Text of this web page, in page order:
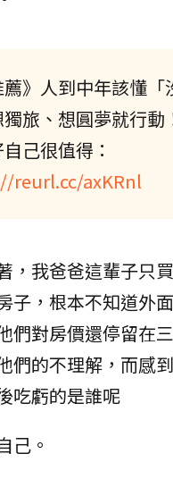
》人到中年該懂「
獨旅、想圓夢就行動
自己很值得：
reurl.cc/axKRnl
，我爸爸這輩子只
子，根本不知道外
們對房價還停留在
們的不理解，而感
吃虧的是誰呢
己。